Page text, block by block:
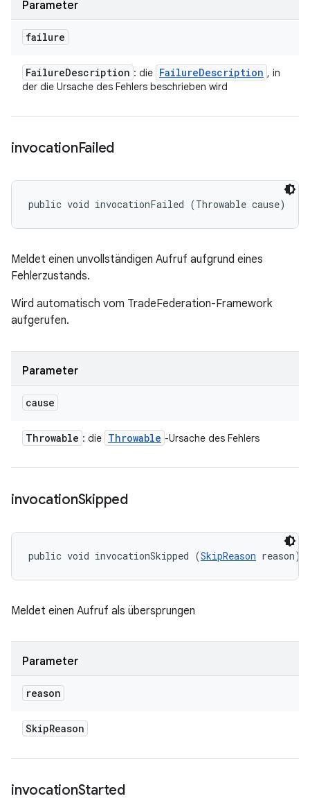
Parameter
failure
FailureDescription : die FailureDescription , in
der die Ursache des Fehlers beschrieben wird
invocationFailed
public void invocationFailed (Throwable cause)
Meldet einen unvollständigen Aufruf aufgrund eines
Fehlerzustands.
Wird automatisch vom TradeFederation-Framework
aufgerufen.
Parameter
cause
Throwable : die Throwable -Ursache des Fehlers
invocationSkipped
public void invocationSkipped (SkipReason reason)
Meldet einen Aufruf als übersprungen
Parameter
reason
SkipReason
invocationStarted